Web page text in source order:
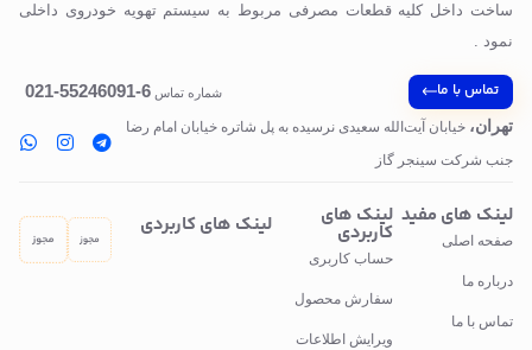
ساخت داخل کلیه قطعات مصرفی مربوط به سیستم تهویه خودروی داخلی
نمود .
تماس با ما شماره تماس 6-55246091-021
تهران، خیابان آیت‌الله سعیدی نرسیده به پل‌ شاتره خیابان امام رضا
جنب شرکت سینجر گاز
لینک های مفید
صفحه اصلی
درباره ما
تماس با ما
لینک های
کاربردی
حساب کاربری
سفارش محصول
ویرایش اطلاعات
لینک های کاربردی